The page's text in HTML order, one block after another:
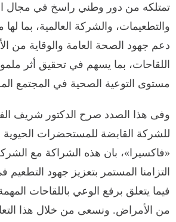
تمتلكه من دور وطني راسخ في مجال
والتطعيمات، والشركة العالمية، بما
دعم جهود الصحة العامة والوقاية من
اللقاحات، بما يسهم في تحقيق أثر
مستوى التوعية الصحية في المجتمع
وفى هذا الصدد صرح الدكتور شريف
للشركة القابضة للمستحضرات الحيوية
«فاكسيرا»، بان هذه الشراكة مع
التزامنا المستمر بتعزيز جهود
فيما يتعلق برفع الوعي باللقاحات
من الأمراض. ونسعى من خلال هذا